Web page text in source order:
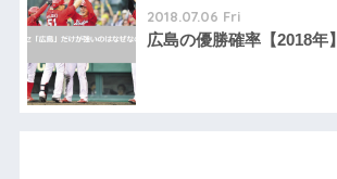
2018.07.06 Fri
広島の優勝確率【2018年】